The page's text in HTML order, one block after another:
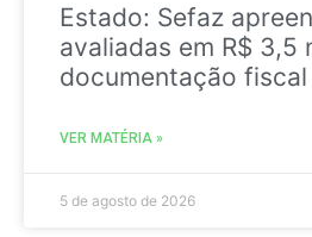
Estado: Sefaz
avaliadas em R$ 3,5
documentação fiscal
VER MATÉRIA »
5 de agosto de 2026